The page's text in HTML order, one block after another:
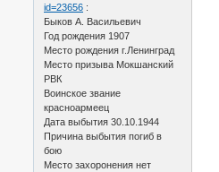
id=23656 :
Быков А. Васильевич
Год рождения 1907
Место рождения г.Ленинград
Место призыва Мокшанский
РВК
Воинское звание
красноармеец
Дата выбытия 30.10.1944
Причина выбытия погиб в
бою
Место захоронения нет